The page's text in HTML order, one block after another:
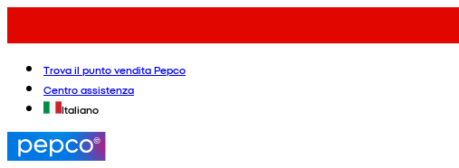
Trova il punto vendita Pepco
Centro assistenza
Italiano